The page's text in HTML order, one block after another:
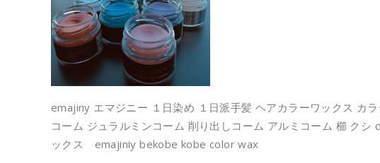
emajiny エマジニー １日染め １日派手髪 ヘアカラーワックス
コーム ジュラルミンコーム 削り出しコーム アルミコーム 櫛 ク
ックス emajiniy bekobe kobe color wax